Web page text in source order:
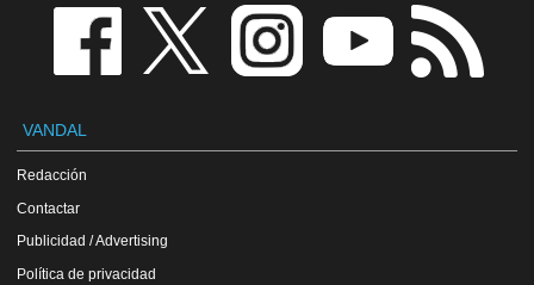
VANDAL
Redacción
Contactar
Publicidad / Advertising
Política de privacidad